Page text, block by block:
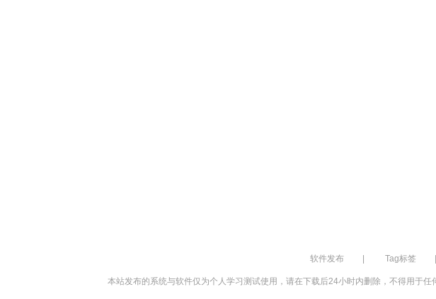
软件发布 Tag标签
本站发布的系统与软件仅为个人学习测试使用，请在下载后24小时内删除，不得用于